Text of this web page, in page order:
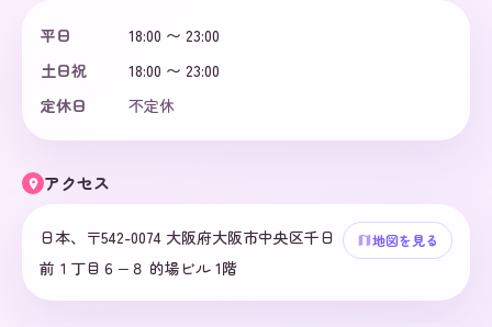
平日
18:00 〜 23:00
土日祝
18:00 〜 23:00
定休日
不定休
アクセス
日本、〒542-0074 大阪府大阪市中央区千日
前１丁目６−８ 的場ビル 1階
地図を見る